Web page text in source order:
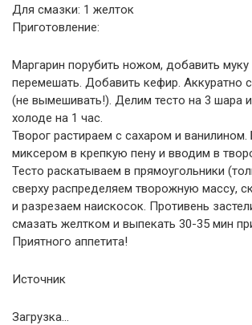
Для смазки: 1 желток
Приготовление:
Маргарин порубить ножом, добавить муку
перемешать. Добавить кефир. Аккуратно
(не вымешивать!). Делим тесто на 3 шара
холоде на 1 час.
Творог растираем с сахаром и
миксером в крепкую пену и вводим в
Тесто раскатываем в прямоугольники
сверху распределяем творожную массу,
и разрезаем наискосок. Противень
смазать желтком и выпекать 30-35 мин
Приятного аппетита!
Источник
Загрузка...